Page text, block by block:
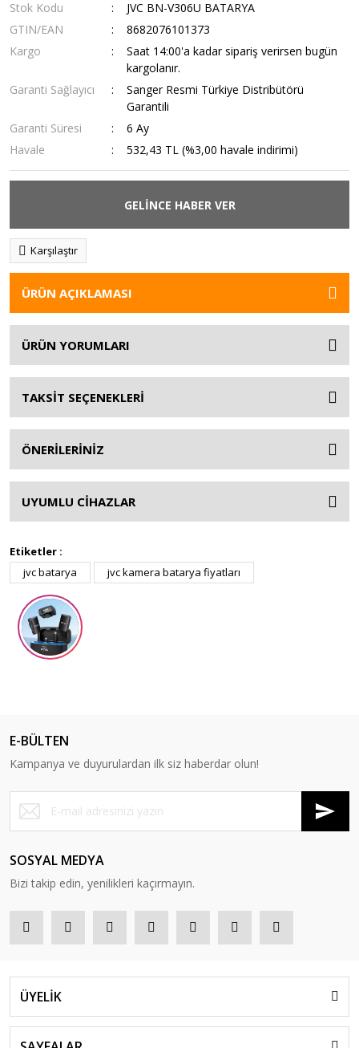
Stok Kodu
JVC BN-V306U BATARYA
GTIN/EAN
8682076101373
Kargo
Saat 14:00'a kadar sipariş verirsen bugün
kargolanır.
Garanti Sağlayıcı
Sanger Resmi Türkiye Distribütörü
Garantili
Garanti Süresi
6 Ay
Havale
532,43 TL (%3,00 havale indirimi)
GELİNCE HABER VER
Karşılaştır
ÜRÜN AÇIKLAMASI
ÜRÜN YORUMLARI
TAKSİT SEÇENEKLERİ
ÖNERİLERİNİZ
UYUMLU CİHAZLAR
Etiketler :
jvc batarya
jvc kamera batarya fiyatları
E-BÜLTEN
Kampanya ve duyurulardan ilk siz haberdar olun!
SOSYAL MEDYA
Bizi takip edin, yenilikleri kaçırmayın.
ÜYELİK